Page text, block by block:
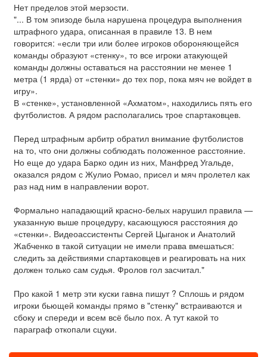
Нет пределов этой мерзости.
"... В том эпизоде была нарушена процедура выполнения
штрафного удара, описанная в правиле 13. В нем
говорится: «если три или более игроков обороняющейся
команды образуют «стенку», то все игроки атакующей
команды должны оставаться на расстоянии не менее 1
метра (1 ярда) от «стенки» до тех пор, пока мяч не войдет в
игру».
В «стенке», установленной «Ахматом», находились пять его
футболистов. А рядом располагались трое спартаковцев.
Перед штрафным арбитр обратил внимание футболистов
на то, что они должны соблюдать положенное расстояние.
Но еще до удара Барко один из них, Манфред Угальде,
оказался рядом с Жулио Ромао, присел и мяч пролетел как
раз над ним в направлении ворот.
Формально нападающий красно-белых нарушил правила —
указанную выше процедуру, касающуюся расстояния до
«стенки». Видеоассистенты Сергей Цыганок и Анатолий
Жабченко в такой ситуации не имели права вмешаться:
следить за действиями спартаковцев и реагировать на них
должен только сам судья. Фролов гол засчитал."
Про какой 1 метр эти куски гавна пишут ? Сплошь и рядом
игроки бьющей команды прямо в "стенку" встраиваются и
сбоку и спереди и всем всё было пох. А тут какой то
параграф откопали сцуки.